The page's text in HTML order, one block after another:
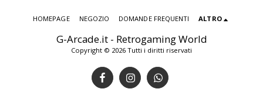
G-Arcade.it - Retrogaming World
Copyright © 2026 Tutti i diritti riservati
HOMEPAGE NEGOZIO DOMANDE FREQUENTI ALTRO